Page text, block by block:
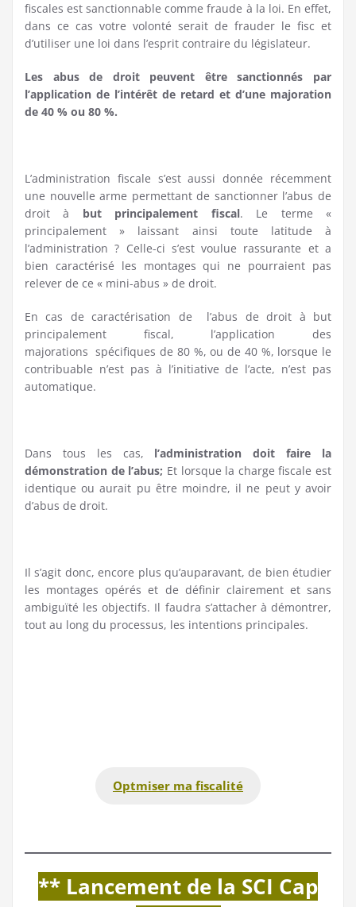
fiscales est sanctionnable comme fraude à la loi. En effet,
dans ce cas votre volonté serait de frauder le fisc et
d’utiliser une loi dans l’esprit contraire du législateur.
Les abus de droit peuvent être sanctionnés par
l’application de l’intérêt de retard et d’une majoration
de 40 % ou 80 %.
L’administration fiscale s’est aussi donnée récemment
une nouvelle arme permettant de sanctionner l’abus de
droit à but principalement fiscal. Le terme «
principalement » laissant ainsi toute latitude à
l’administration ? Celle-ci s’est voulue rassurante et a
bien caractérisé les montages qui ne pourraient pas
relever de ce « mini-abus » de droit.
En cas de caractérisation de l’abus de droit à but
principalement fiscal, l’application des
majorations spécifiques de 80 %, ou de 40 %, lorsque le
contribuable n’est pas à l’initiative de l’acte, n’est pas
automatique.
Dans tous les cas, l’administration doit faire la
démonstration de l’abus; Et lorsque la charge fiscale est
identique ou aurait pu être moindre, il ne peut y avoir
d’abus de droit.
Il s’agit donc, encore plus qu’auparavant, de bien étudier
les montages opérés et de définir clairement et sans
ambiguïté les objectifs. Il faudra s’attacher à démontrer,
tout au long du processus, les intentions principales.
Optmiser ma fiscalité
** Lancement de la SCI Cap